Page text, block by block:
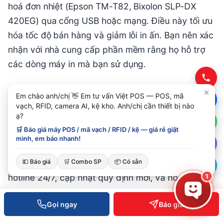
Gọi ngay Báo giá
hoá đơn nhiệt (Epson TM-T82, Bixolon SLP-DX
420EG) qua cổng USB hoặc mạng. Điều này tối ưu
hóa tốc độ bán hàng và giảm lỗi in ấn. Bạn nên xác
nhận với nhà cung cấp phần mềm rằng họ hỗ trợ
các dòng máy in mà bạn sử dụng.
Chi phí phần mềm quản lý dược có
bao gồm hỗ trợ sau bán hàng
không?
Tùy nhà cung cấp. Một số bao gồm training,
hotline 24/7, cập nhật quy định mới, và hỗ trợ lỗi
kỹ thuật. Một số khác tính thêm phí. Nên hỏi rõ
trước khi ký hợp đồng để tránh bất ngờ. Phần
1
Em chào anh/chị 👋 Em tư vấn Việt POS — POS, mã
vạch, RFID, camera AI, kệ kho. Anh/chị cần thiết bị nào
ạ?
🛒 Báo giá máy POS / mã vạch / RFID / kệ — giá rẻ giật
mình, em báo nhanh!
💵 Báo giá 🛒 Combo SP 📦 Có sẵn